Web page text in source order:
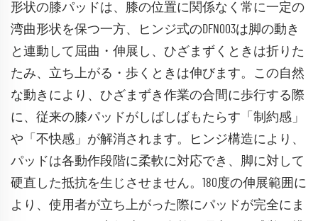
形状の膝パッドは、膝の位置に関係なく常に一定の
湾曲形状を保つ一方、ヒンジ式のDFN003は脚の動き
と連動して屈曲・伸展し、ひざまずくときは折りた
たみ、立ち上がる・歩くときは伸びます。この自然
な動きにより、ひざまずき作業の合間に歩行する際
に、従来の膝パッドがしばしばもたらす「制約感」
や「不快感」が解消されます。ヒンジ構造により、
パッドは各動作段階に柔軟に対応でき、脚に対して
硬直した抵抗を生じさせません。180度の伸展範囲に
より、使用者が立ち上がった際にパッドが完全にま